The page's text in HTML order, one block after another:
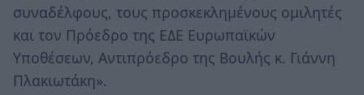
συναδέλφους, τους προσκεκλημένους ομιλητές
και τον Πρόεδρο της ΕΔΕ Ευρωπαϊκών
Υποθέσεων, Αντιπρόεδρο της Βουλής κ. Γιάννη
Πλακιωτάκη».